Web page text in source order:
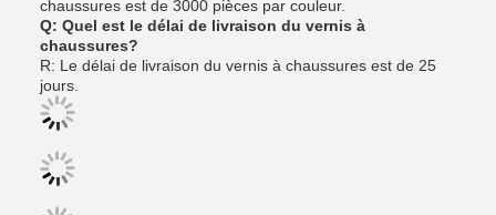
chaussures est de 3000 pièces par couleur.
Q: Quel est le délai de livraison du vernis à
chaussures?
R: Le délai de livraison du vernis à chaussures est de 25
jours.